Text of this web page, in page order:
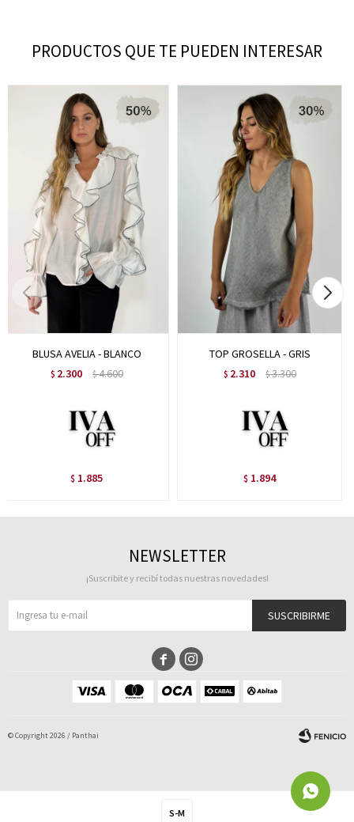
S-M
PRODUCTOS QUE TE PUEDEN INTERESAR
BLUSA AVELIA - BLANCO
$ 2.300 $4.600
$ 1.885
TOP GROSELLA - GRIS
$ 2.310 $3.300
$ 1.894
NEWSLETTER
¡Suscribite y recibí todas nuestras novedades!
SUSCRIBIRME
 
© Copyright 2026 / Panthai